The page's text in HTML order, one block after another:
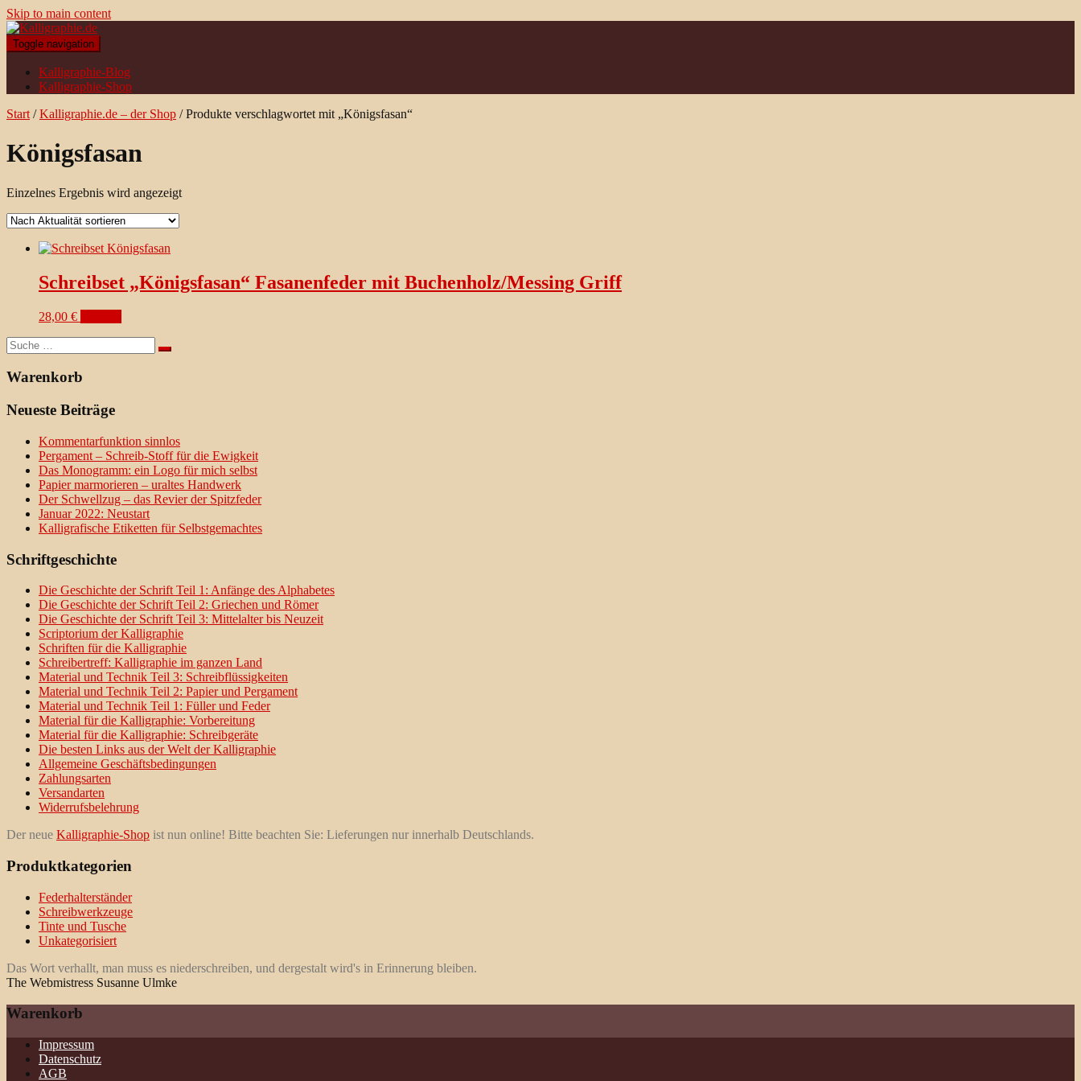
Skip to main content
Toggle navigation
Kalligraphie-Blog
Kalligraphie-Shop
Start /Kalligraphie.de – der Shop / Produkte verschlagwortet mit „Königsfasan“
Königsfasan
Einzelnes Ergebnis wird angezeigt
Schreibset „Königsfasan“ Fasanenfeder mit Buchenholz/Messing Griff
28,00 €
Suche
nach:
Warenkorb
Neueste Beiträge
Kommentarfunktion sinnlos
Pergament – Schreib-Stoff für die Ewigkeit
Das Monogramm: ein Logo für mich selbst
Papier marmorieren – uraltes Handwerk
Der Schwellzug – das Revier der Spitzfeder
Januar 2022: Neustart
Kalligrafische Etiketten für Selbstgemachtes
Schriftgeschichte
Die Geschichte der Schrift Teil 1: Anfänge des Alphabetes
Die Geschichte der Schrift Teil 2: Griechen und Römer
Die Geschichte der Schrift Teil 3: Mittelalter bis Neuzeit
Scriptorium der Kalligraphie
Schriften für die Kalligraphie
Schreibertreff: Kalligraphie im ganzen Land
Material und Technik Teil 3: Schreibflüssigkeiten
Material und Technik Teil 2: Papier und Pergament
Material und Technik Teil 1: Füller und Feder
Material für die Kalligraphie: Vorbereitung
Material für die Kalligraphie: Schreibgeräte
Die besten Links aus der Welt der Kalligraphie
Allgemeine Geschäftsbedingungen
Zahlungsarten
Versandarten
Widerrufsbelehrung
Der neue Kalligraphie-Shop ist nun online! Bitte beachten Sie: Lieferungen nur innerhalb Deutschlands.
Produktkategorien
Federhalterständer
Schreibwerkzeuge
Tinte und Tusche
Unkategorisiert
Das Wort verhallt, man muss es niederschreiben, und dergestalt wird's in Erinnerung bleiben.
The Webmistress Susanne Ulmke
Warenkorb
Impressum
Datenschutz
AGB